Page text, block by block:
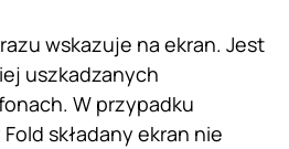
wskazuje na ekran. Jest
uszkadzanych
W przypadku
składany ekran nie